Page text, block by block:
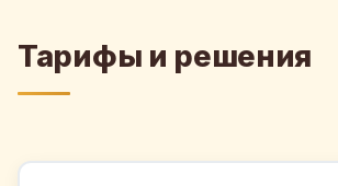
Тарифы и решения